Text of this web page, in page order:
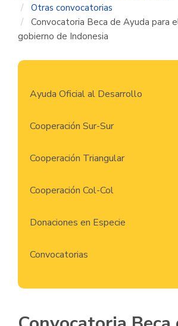
Otras convocatorias
Convocatoria Beca de Ayuda para
gobierno de Indonesia
principal
Ayuda Oficial al Desarrollo
Cooperación Sur-Sur
Cooperación Triangular
Cooperación Col-Col
Donaciones en Especie
Convocatorias